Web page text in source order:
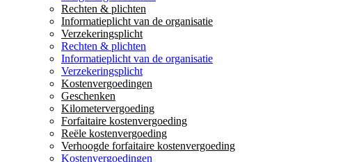
Rechten & plichten
Informatieplicht van de organisatie
Verzekeringsplicht
Rechten & plichten
Informatieplicht van de organisatie
Verzekeringsplicht
Kostenvergoedingen
Geschenken
Kilometervergoeding
Forfaitaire kostenvergoeding
Reële kostenvergoeding
Verhoogde forfaitaire kostenvergoeding
Kostenvergoedingen